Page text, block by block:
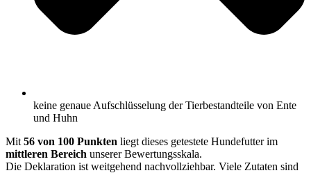
keine genaue Aufschlüsselung der Tierbestandteile von Ente
und Huhn
Mit 56 von 100 Punkten liegt dieses getestete Hundefutter im
mittleren Bereich unserer Bewertungsskala.
Die Deklaration ist weitgehend nachvollziehbar. Viele Zutaten sind